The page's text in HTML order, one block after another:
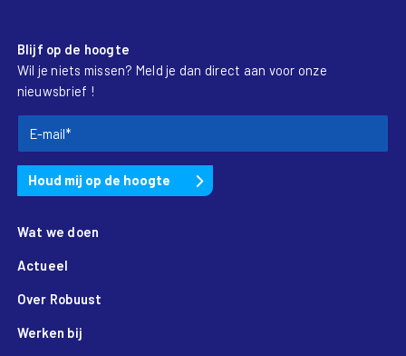
Blijf op de hoogte
Wil je niets missen? Meld je dan direct aan voor onze
nieuwsbrief !
Wat we doen
Actueel
Over Robuust
Werken bij